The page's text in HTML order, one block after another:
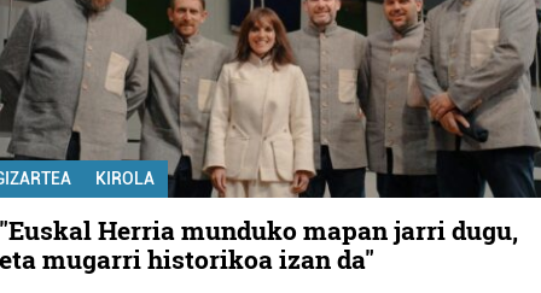
KIROLA
Herria munduko mapan jarri dugu,
mugarri historikoa izan da"